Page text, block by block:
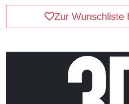
Zur Wunschliste